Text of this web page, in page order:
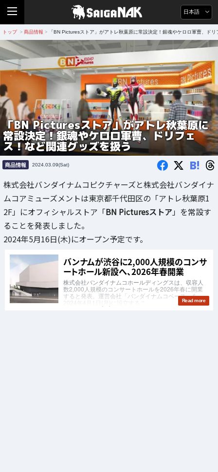
日本語
トップ > 商品情報 > 「BN Picturesストア」がアトレ秋葉原に常設決定！銀魂やケロロ軍曹、ド
「BN Picturesストア」がアトレ秋葉原に
常設決定！銀魂やケロロ軍曹、ドリフェ
ス！など関連グッズを扱う
商品情報 2024.03.09(Sat) B!
株式会社バンダイナムコピクチャーズと株式会社バンダイナ
ムコアミューズメントは東京都千代田区の「アトレ秋葉原1
2F」にオフィシャルストア「BN Picturesストア」を常設す
ることを発表しました。
2024年5月16日(木)にオープン予定です。